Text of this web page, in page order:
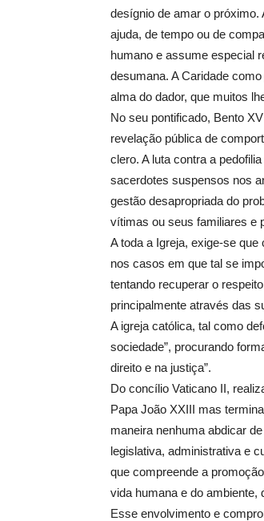
desígnio de amar o próximo.
ajuda, de tempo ou de
humano e assume especial
desumana. A Caridade
alma do dador, que muitos
No seu pontificado, Bento
revelação pública de
clero. A luta contra a
sacerdotes suspensos nos
gestão desapropriada do
vítimas ou seus familiares e
A toda a Igreja, exige-se que
nos casos em que tal se
tentando recuperar o
principalmente através das
A igreja católica, tal como
sociedade”, procurando
direito e na justiça”.
Do concílio Vaticano II,
Papa João XXIII mas
maneira nenhuma abdicar
legislativa, administrativa e
que compreende a
vida humana e do ambiente,
Esse envolvimento e